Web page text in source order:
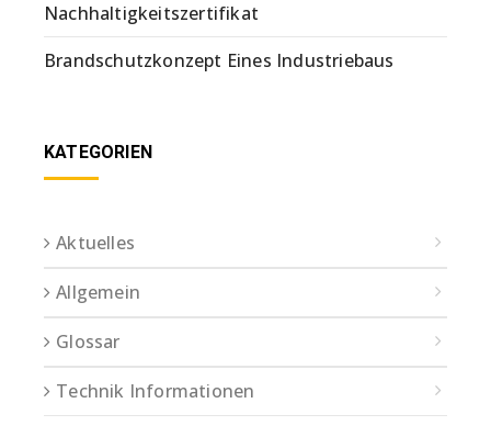
Nachhaltigkeitszertifikat
Brandschutzkonzept Eines Industriebaus
KATEGORIEN
Aktuelles
Allgemein
Glossar
Technik Informationen